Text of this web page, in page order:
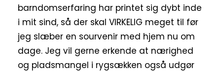
barndomserfaring har printet sig dybt inde
i mit sind, så der skal VIRKELIG meget til før
jeg slæber en sourvenir med hjem nu om
dage. Jeg vil gerne erkende at nærighed
og pladsmangel i rygsækken også udgør